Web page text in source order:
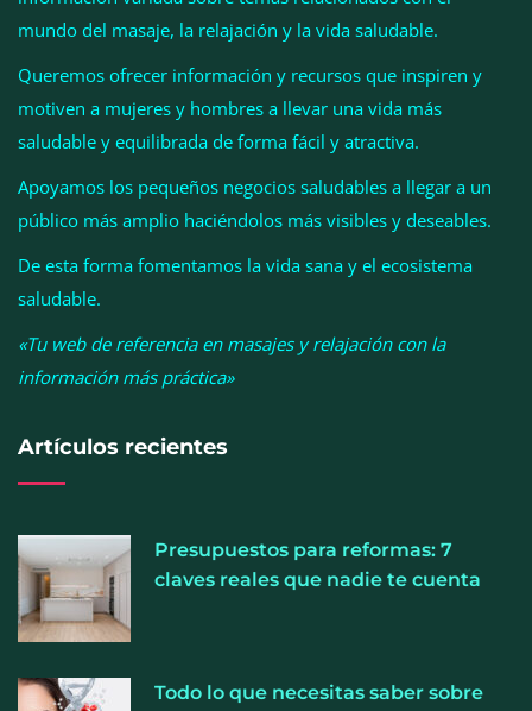
Esenzzia da la bienvenida a agosto con
perfumes de equivalencia
La luz roja, el nuevo aftersun, actúa en la
recuperación de la piel después del sol
cada vez más pacientes buscan verse mejor sin
mundo del masaje, la relajación y la vida saludable.
Queremos ofrecer información y recursos que inspiren y
motiven a mujeres y hombres a llevar una vida más
saludable y equilibrada de forma fácil y atractiva.
Apoyamos los pequeños negocios saludables a llegar a un
público más amplio haciéndolos más visibles y deseables.
De esta forma fomentamos la vida sana y el ecosistema
saludable.
«Tu web de referencia en masajes y relajación con la
información más práctica»
Artículos recientes
Presupuestos para reformas: 7
claves reales que nadie te cuenta
Todo lo que necesitas saber sobre